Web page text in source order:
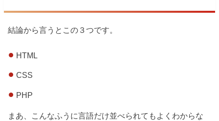
結論から言うとこの３つです。
HTML
CSS
PHP
まあ、こんなふうに言語だけ並べられてもよくわからな